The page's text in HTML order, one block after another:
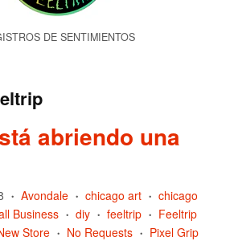
DE SENTIMIENTOS
abriendo una
• Avondale • chicago art •
chicago
Business • diy • feeltrip •
Feeltrip
Store • No Requests • Pixel Grip